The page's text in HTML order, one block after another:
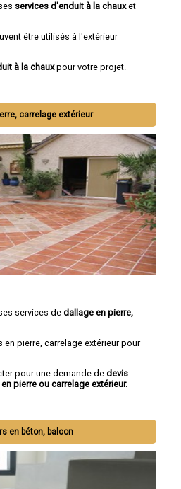
services d'enduit à la chauxet
être utilisés à l'extérieur
à la chauxpour votre projet.
carrelage extérieur
services de dallage en pierre,
pierre, carrelage extérieur pour
pour une demande de devis
pierre ou carrelage extérieur.
en béton, balcon